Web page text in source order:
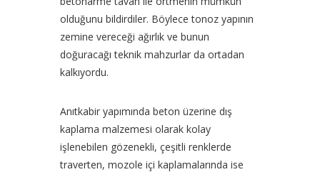
olduğunu bildirdiler. Böylece tonoz yapının
zemine vereceği ağırlık ve bunun
doğuracağı teknik mahzurlar da ortadan
kalkıyordu.
Anıtkabir yapımında beton üzerine dış
kaplama malzemesi olarak kolay
işlenebilen gözenekli, çeşitli renklerde
traverten, mozole içi kaplamalarında ise